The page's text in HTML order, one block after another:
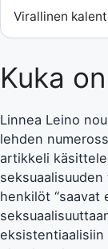
Virallinen
Kuka
Linnea Leino
lehden
artikkeli
henkilöt “saavat
eksistentiaalisiin